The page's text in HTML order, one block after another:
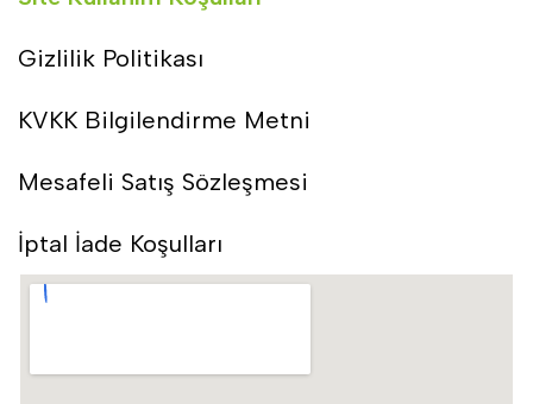
Gizlilik Politikası
KVKK Bilgilendirme Metni
Mesafeli Satış Sözleşmesi
İptal İade Koşulları